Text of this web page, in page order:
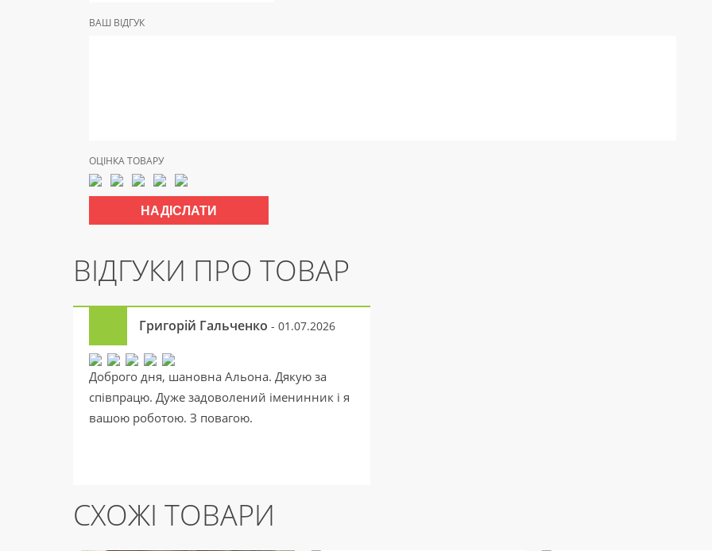
ВАШ ВІДГУК
ОЦІНКА ТОВАРУ
ВІДГУКИ ПРО ТОВАР
Григорій Гальченко - 01.07.2026
Доброго дня, шановна Альона. Дякую за
співпрацю. Дуже задоволений іменинник і я
вашою роботою. З повагою.
СХОЖІ ТОВАРИ